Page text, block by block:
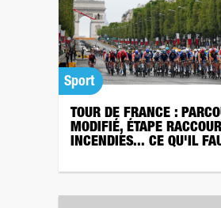
Sport
TOUR DE FRANCE :
MODIFIÉ, ÉTAPE
INCENDIES... CE QU'IL